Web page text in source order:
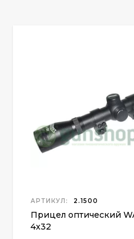
АРТИКУЛ: 2.1500
Прицел оптический
4x32